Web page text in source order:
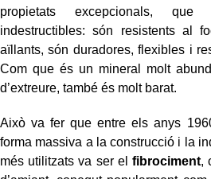
propietats excepcionals,
indestructibles: són resistents al
aïllants, són duradores, flexibles i
Com que és un mineral molt
d’extreure, també és molt barat.
Això va fer que entre els anys
forma massiva a la construcció i la
més utilitzats va ser elfibrociment,